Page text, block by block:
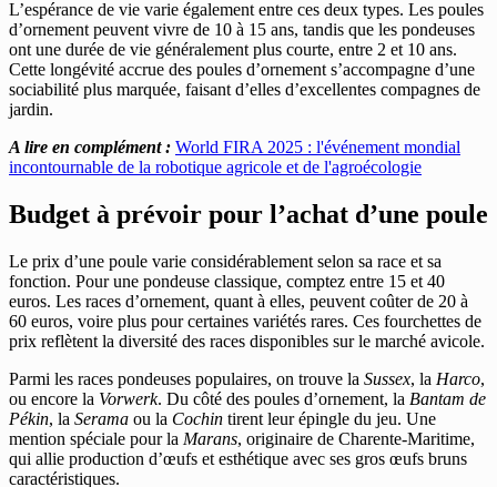
L’espérance de vie varie également entre ces deux types. Les poules
d’ornement peuvent vivre de 10 à 15 ans, tandis que les pondeuses
ont une durée de vie généralement plus courte, entre 2 et 10 ans.
Cette longévité accrue des poules d’ornement s’accompagne d’une
sociabilité plus marquée, faisant d’elles d’excellentes compagnes de
jardin.
A lire en complément : World FIRA 2025 : l'événement mondial
incontournable de la robotique agricole et de l'agroécologie
Budget à prévoir pour l’achat d’une poule
Le prix d’une poule varie considérablement selon sa race et sa
fonction. Pour une pondeuse classique, comptez entre 15 et 40
euros. Les races d’ornement, quant à elles, peuvent coûter de 20 à
60 euros, voire plus pour certaines variétés rares. Ces fourchettes de
prix reflètent la diversité des races disponibles sur le marché avicole.
Parmi les races pondeuses populaires, on trouve la Sussex, la Harco,
ou encore la Vorwerk. Du côté des poules d’ornement, la Bantam de
Pékin, la Serama ou la Cochin tirent leur épingle du jeu. Une
mention spéciale pour la Marans, originaire de Charente-Maritime,
qui allie production d’œufs et esthétique avec ses gros œufs bruns
caractéristiques.